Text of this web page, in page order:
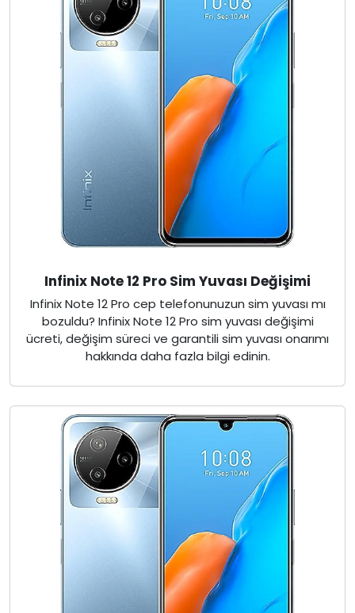
Infinix Note 12 Pro Sim Yuvası Değişimi
Infinix Note 12 Pro cep telefonunuzun sim yuvası mı
bozuldu? Infinix Note 12 Pro sim yuvası değişimi
ücreti, değişim süreci ve garantili sim yuvası onarımı
hakkında daha fazla bilgi edinin.